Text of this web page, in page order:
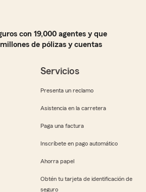
con 19,000 agentes y que
de pólizas y cuentas
Servicios
Presenta un reclamo
Asistencia en la carretera
Paga una factura
Inscríbete en pago automático
Ahorra papel
Obtén tu tarjeta de identificación de
seguro